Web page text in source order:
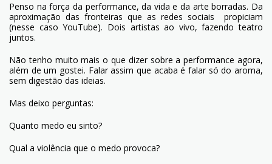
Penso na força da performance, da vida e da arte borradas. Da
aproximação das fronteiras que as redes sociais propiciam
(nesse caso YouTube). Dois artistas ao vivo, fazendo teatro
juntos.
Não tenho muito mais o que dizer sobre a performance agora,
além de um gostei. Falar assim que acaba é falar só do aroma,
sem digestão das ideias.
Mas deixo perguntas:
Quanto medo eu sinto?
Qual a violência que o medo provoca?